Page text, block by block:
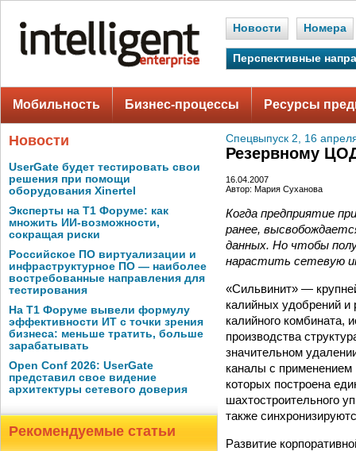
Новости Номера
Перспективные
Мобильность Бизнес-процессы Ресурсы
Новости
UserGate будет тестировать свои
решения при помощи
оборудования Xinertel
Эксперты на Т1 Форуме: как
множить ИИ-возможности,
сокращая риски
Российское ПО виртуализации и
инфраструктурное ПО — наиболее
востребованные направления для
тестирования
На Т1 Форуме вывели формулу
эффективности ИТ с точки зрения
бизнеса: меньше тратить, больше
зарабатывать
Open Conf 2026: UserGate
представил свое видение
архитектуры сетевого доверия
Рекомендуемые статьи
Спецвыпуск 2, 16
Резервному
16.04.2007
Автор: Мария Суханова
Когда предприятие
ранее,
данных. Но чтобы
нарастить сетевую
«Сильвинит» —
калийных удобрений и
калийного комбината,
производства
значительном
каналы с применением
которых построена
шахтостроительного
также
Развитие